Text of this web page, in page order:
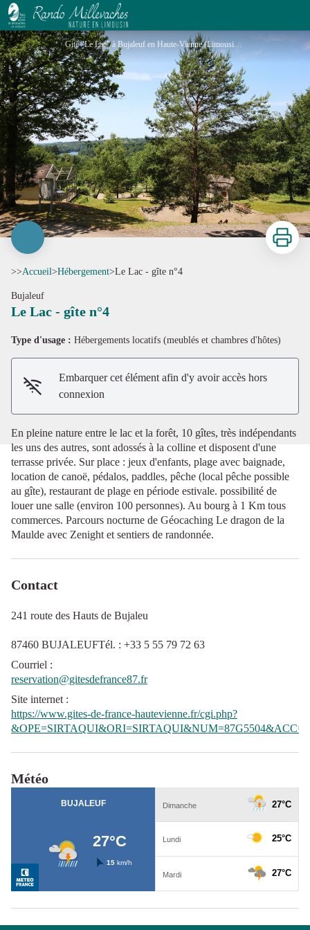
Le Lac - gîte n°4
Gite "Le Lac" à Bujaleuf en Haute-Vienne (Limousin en Nouvelle Aquitaine)_1 - Gîtes de France® Haute-Vienne
Voir l'image en plein écran
Imprimer
>>Accueil>Hébergement>Le Lac - gîte n°4
Bujaleuf
Le Lac - gîte n°4
Type d'usage : Hébergements locatifs (meublés et chambres d'hôtes)
Embarquer cet élément afin d'y avoir accès hors
connexion
En pleine nature entre le lac et la forêt, 10 gîtes, très indépendants
les uns des autres, sont adossés à la colline et disposent d'une
terrasse privée. Sur place : jeux d'enfants, plage avec baignade,
location de canoë, pédalos, paddles, pêche (local pêche possible
au gîte), restaurant de plage en période estivale. possibilité de
louer une salle (environ 100 personnes). Au bourg à 1 Km tous
commerces. Parcours nocturne de Géocaching Le dragon de la
Maulde avec Zenight et sentiers de randonnée.
Contact
241 route des Hauts de Bujaleu
87460 BUJALEUFTél. : +33 5 55 79 72 63
Courriel :
reservation@gitesdefrance87.fr
Site internet :
https://www.gites-de-france-hautevienne.fr/cgi.php?
Météo